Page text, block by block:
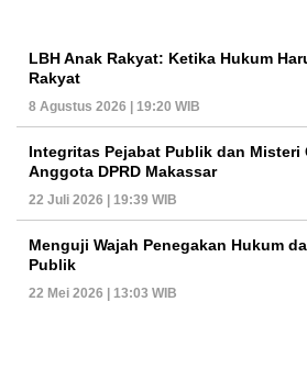
LBH Anak Rakyat: Ketika Hukum
Rakyat
8 Agustus 2026 | 19:20 WIB
Integritas Pejabat Publik dan Misteri
Anggota DPRD Makassar
22 Juli 2026 | 19:39 WIB
Menguji Wajah Penegakan Hukum
Publik
22 Mei 2026 | 13:03 WIB